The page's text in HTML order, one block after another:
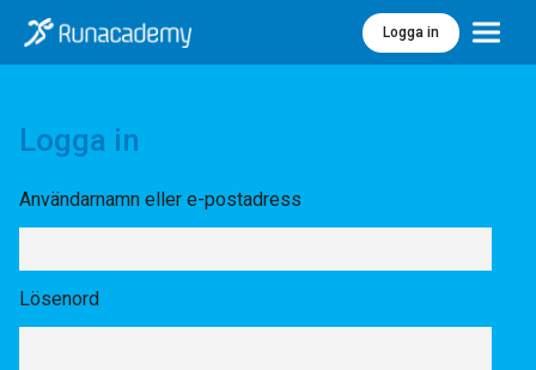
Logga in Meny
Logga in
Användarnamn eller e-postadress
Lösenord